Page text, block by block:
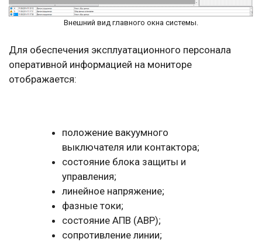
Внешний вид главного окна системы.
Для обеспечения эксплуатационного персонала
оперативной информацией на мониторе
отображается:
положение вакуумного
выключателя или контактора;
состояние блока защиты и
управления;
линейное напряжение;
фазные токи;
состояние АПВ (АВР);
сопротивление линии;